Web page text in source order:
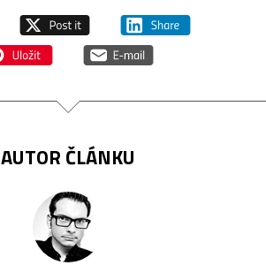
AUTOR ČLÁNKU